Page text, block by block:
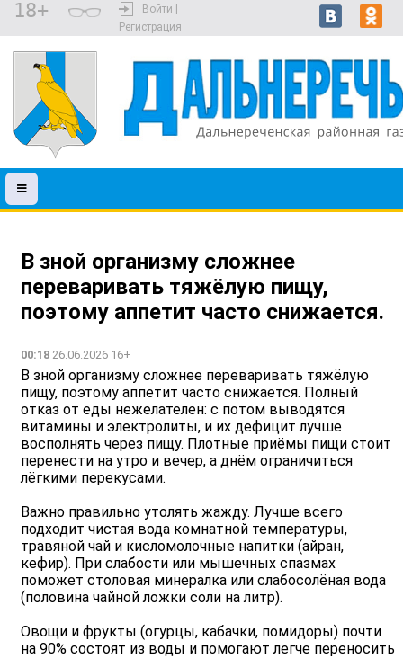
18+
Войти |
Регистрация
В зной организму сложнее
переваривать тяжёлую пищу,
поэтому аппетит часто снижается.
00:18 26.06.2026 16+
В зной организму сложнее переваривать тяжёлую
пищу, поэтому аппетит часто снижается. Полный
отказ от еды нежелателен: с потом выводятся
витамины и электролиты, и их дефицит лучше
восполнять через пищу. Плотные приёмы пищи стоит
перенести на утро и вечер, а днём ограничиться
лёгкими перекусами.
Важно правильно утолять жажду. Лучше всего
подходит чистая вода комнатной температуры,
травяной чай и кисломолочные напитки (айран,
кефир). При слабости или мышечных спазмах
поможет столовая минералка или слабосолёная вода
(половина чайной ложки соли на литр).
Овощи и фрукты (огурцы, кабачки, помидоры) почти
на 90% состоят из воды и помогают легче переносить